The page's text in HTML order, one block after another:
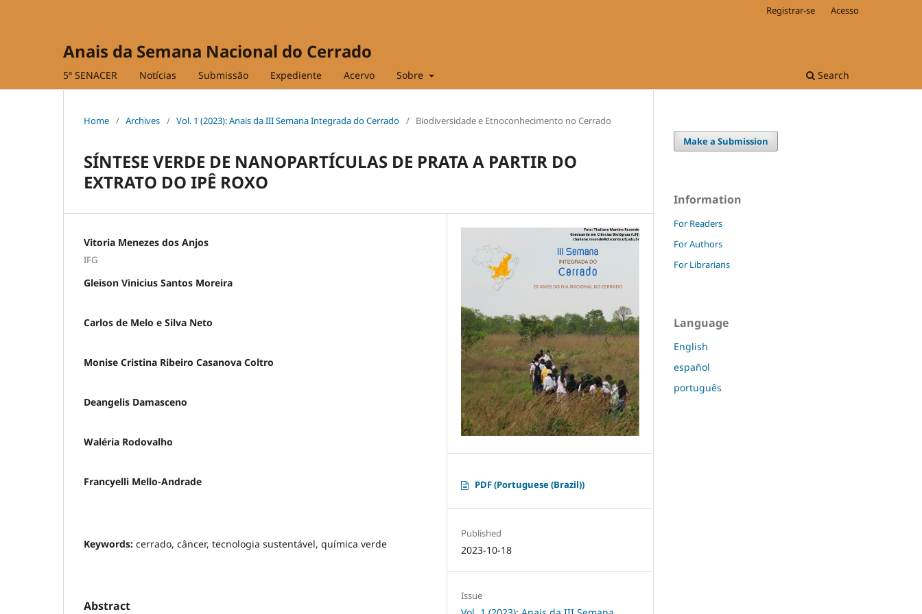
Anais da Semana Nacional do Cerrado
5ª SENACER Notícias Submissão Expediente Acervo Sobre Search
Registrar-se Acesso
Home / Archives / Vol. 1 (2023): Anais da III Semana Integrada do Cerrado / Biodiversidade e Etnoconhecimento no Cerrado
SÍNTESE VERDE DE NANOPARTÍCULAS DE PRATA A PARTIR DO
EXTRATO DO IPÊ ROXO
Vitoria Menezes dos Anjos
IFG
Gleison Vinicius Santos Moreira
Carlos de Melo e Silva Neto
Monise Cristina Ribeiro Casanova Coltro
Deangelis Damasceno
Waléria Rodovalho
Francyelli Mello-Andrade
Keywords: cerrado, câncer, tecnologia sustentável, química verde
Abstract
PDF (Portuguese (Brazil))
Published
2023-10-18
Issue
Make a Submission
Information
For Readers
For Authors
For Librarians
Language
English
español
português